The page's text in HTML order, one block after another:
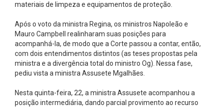
materiais de limpeza e equipamentos de proteção.
Após o voto da ministra Regina, os ministros Napoleão e
Mauro Campbell realinharam suas posições para
acompanhá-la, de modo que a Corte passou a contar, então,
com dois entendimentos distintos (as teses propostas pela
ministra e a divergência total do ministro Og). Nessa fase,
pediu vista a ministra Assusete Mgalhães.
Nesta quinta-feira, 22, a ministra Assusete acompanhou a
posição intermediária, dando parcial provimento ao recurso